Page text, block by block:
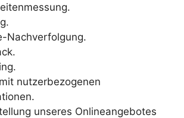
Nachverfolgung.
nutzerbezogenen
unseres Onlineangebotes